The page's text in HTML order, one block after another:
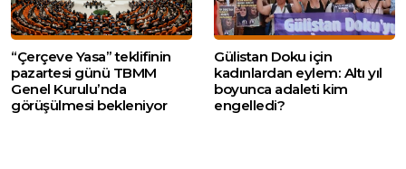
“Çerçeve Yasa” teklifinin
pazartesi günü TBMM
Genel Kurulu’nda
görüşülmesi bekleniyor
Gülistan Doku için
kadınlardan eylem: Altı yıl
boyunca adaleti kim
engelledi?